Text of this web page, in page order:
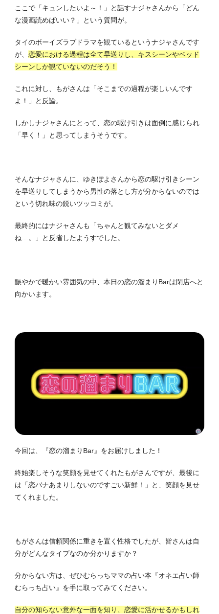
ここで「キュンしたいよ～！」と話すナジャさんから「どん
な漫画読めばいい？」という質問が。
タイのボーイズラブドラマを観ているというナジャさんです
が、 恋愛における過程は全て早送りし、キスシーンやベッド
シーンしか観ていないのだそう！
これに対し、もがさんは「そこまでの過程が楽しいんです
よ！」と反論。
しかしナジャさんにとって、恋の駆け引きは面倒に感じられ
「早く！」と思ってしまうそうです。
そんなナジャさんに、ゆきぽよさんから恋の駆け引きシーン
を早送りしてしまうから男性の落とし方が分からないのでは
という切れ味の鋭いツッコミが。
最終的にはナジャさんも「ちゃんと観てみないとダメ
ね…。」と反省したようすでした。
賑やかで暖かい雰囲気の中、本日の恋の溜まりBarは閉店へと
向かいます。
今回は、『恋の溜まりBar』をお届けしました！
終始楽しそうな笑顔を見せてくれたもがさんですが、最後に
は「恋バナあまりしないのですごい新鮮！」と、笑顔を見せ
てくれました。
もがさんは信頼関係に重きを置く性格でしたが、皆さんは自
分がどんなタイプなのか分かりますか？
分からない方は、ぜひむらっちママの占い本『オネエ占い師
むらっち占い』を手に取ってみてください。
自分の知らない意外な一面を知り、恋愛に活かせるかもしれ